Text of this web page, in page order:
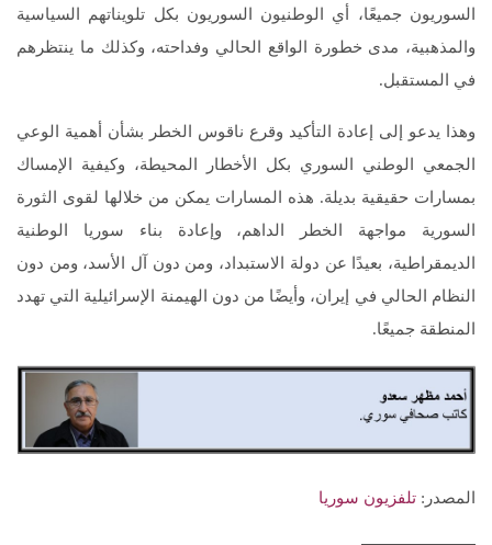
السوريون جميعًا، أي الوطنيون السوريون بكل تلويناتهم السياسية
والمذهبية، مدى خطورة الواقع الحالي وفداحته، وكذلك ما ينتظرهم
في المستقبل.
وهذا يدعو إلى إعادة التأكيد وقرع ناقوس الخطر بشأن أهمية الوعي
الجمعي الوطني السوري بكل الأخطار المحيطة، وكيفية الإمساك
بمسارات حقيقية بديلة. هذه المسارات يمكن من خلالها لقوى الثورة
السورية مواجهة الخطر الداهم، وإعادة بناء سوريا الوطنية
الديمقراطية، بعيدًا عن دولة الاستبداد، ومن دون آل الأسد، ومن دون
النظام الحالي في إيران، وأيضًا من دون الهيمنة الإسرائيلية التي تهدد
المنطقة جميعًا.
المصدر: تلفزيون سوريا